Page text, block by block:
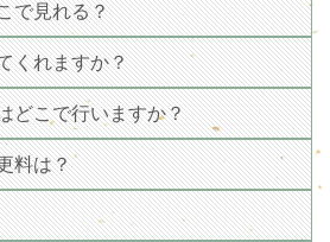
で見れる？
くれますか？
どこで行いますか？
料は？